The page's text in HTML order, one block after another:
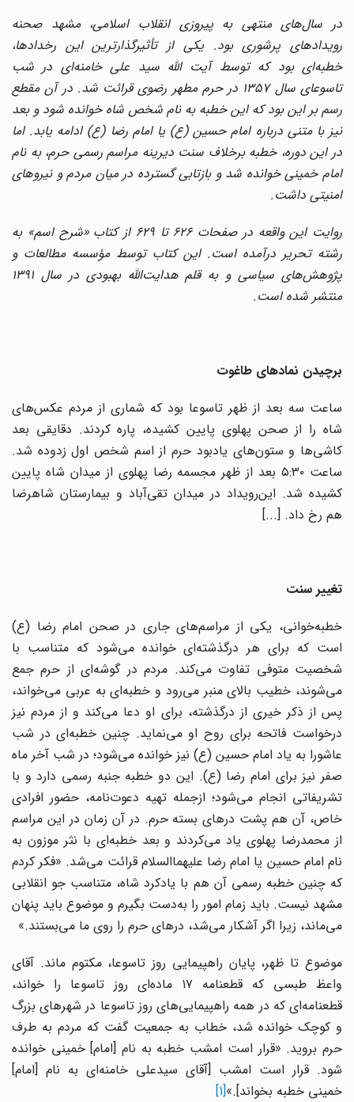
در سال‌های منتهی به پیروزی انقلاب اسلامی، مشهد صحنه
رویدادهای پرشوری بود. یکی از تأثیرگذارترین این رخدادها،
خطبه‌ای بود که توسط آیت الله سید علی خامنه‌ای در شب
تاسوعای سال ۱۳۵۷ در حرم مطهر رضوی قرائت شد. در آن مقطع
رسم بر این بود که این خطبه به نام شخص شاه خوانده شود و بعد
نیز با متنی درباره امام حسین (ع) یا امام رضا (ع) ادامه یابد. اما
در این دوره، خطبه برخلاف سنت دیرینه مراسم رسمی حرم، به نام
امام خمینی خوانده شد و بازتابی گسترده در میان مردم و نیروهای
امنیتی داشت.
روایت این واقعه‌ در صفحات ۶۲۶ تا ۶۲۹ از کتاب «شرح اسم» به
رشته تحریر درآمده است. این کتاب توسط مؤسسه مطالعات و
پژوهش‌های سیاسی و به قلم هدایت‌الله بهبودی در سال ۱۳۹۱
منتشر شده است.
برچیدن نمادهای طاغوت
ساعت سه بعد از ظهر تاسوعا بود که شماری از مردم عکس‌های
شاه را از صحن پهلوی پایین کشیده، پاره کردند. دقایقی بعد
کاشی‌ها و ستون‌های یادبود حرم از اسم شخص اول زدوده شد.
ساعت ۵:۳۰ بعد از ظهر مجسمه رضا پهلوی از میدان شاه پایین
کشیده شد. این‌رویداد در میدان تقی‌آباد و بیمارستان شاهرضا
هم رخ داد. [...]
تغییر سنت
خطبه‌خوانی، یکی از مراسم‌های جاری در صحن امام رضا (ع)
است که برای هر درگذشته‌ای خوانده می‌شود که متناسب با
شخصیت متوفی تفاوت می‌کند. مردم در گوشه‌ای از حرم جمع
می‌شوند، خطیب بالای منبر می‌رود و خطبه‌ای به عربی می‌خواند،
پس از ذکر خیری از درگذشته، برای او دعا می‌کند و از مردم نیز
درخواست فاتحه برای روح او می‌نماید. چنین خطبه‌ای در شب
عاشورا به یاد امام حسین (ع) نیز خوانده می‌شود؛ در شب آخر ماه
صفر نیز برای امام رضا (ع). این دو خطبه جنبه رسمی دارد و با
تشریفاتی انجام می‌شود؛ ازجمله تهیه دعوت‌نامه، حضور افرادی
خاص، آن هم پشت درهای بسته حرم. در آن زمان در این مراسم
از محمدرضا پهلوی یاد می‌کردند و بعد خطبه‌ای با نثر موزون به
نام امام حسین یا امام رضا علیهماالسلام قرائت می‌شد. «فکر کردم
که چنین خطبه رسمی آن هم با یادکرد شاه، متناسب جو انقلابی
مشهد نیست. باید زمام امور را به‌دست بگیرم و موضوع باید پنهان
می‌ماند، زیرا اگر آشکار می‌شد، درهای حرم را روی ما می‌بستند.»
موضوع تا ظهر، پایان راهپیمایی روز تاسوعا، مکتوم ماند. آقای
واعظ طبسی که قطعنامه ۱۷ ماده‌ای روز تاسوعا را خواند،
قطعنامه‌ای که در همه راهپیمایی‌های روز تاسوعا در شهرهای بزرگ
و کوچک خوانده شد، خطاب به جمعیت گفت که مردم به طرف
حرم بروید. «قرار است امشب خطبه به نام [امام] خمینی خوانده
شود. قرار است امشب [آقای سیدعلی خامنه‌ای به نام [امام]
خمینی خطبه بخواند].»